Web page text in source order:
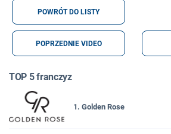
POWRÓT DO LISTY
POPRZEDNIE VIDEO
TOP 5 franczyz
1. Golden Rose